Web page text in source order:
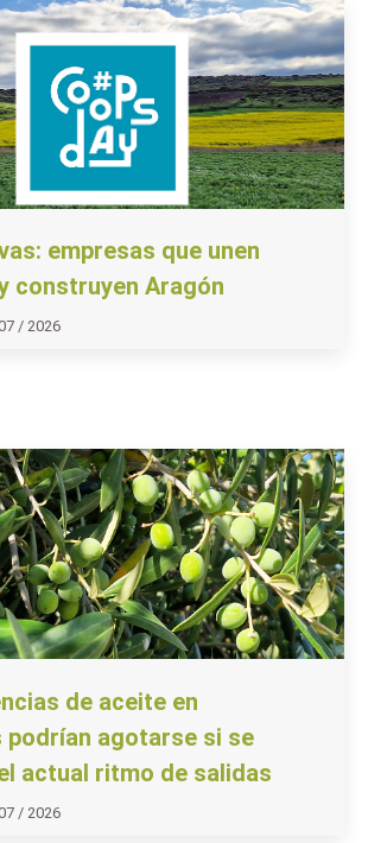
empresas que unen
construyen Aragón
/ 2026
de aceite en
podrían agotarse si se
actual ritmo de salidas
/ 2026